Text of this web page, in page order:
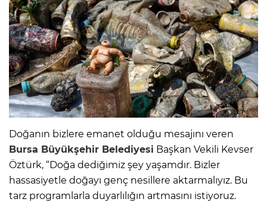
Doğanın bizlere emanet olduğu mesajını veren
Bursa Büyükşehir Belediyesi Başkan Vekili Kevser
Öztürk, “Doğa dediğimiz şey yaşamdır. Bizler
hassasiyetle doğayı genç nesillere aktarmalıyız. Bu
tarz programlarla duyarlılığın artmasını istiyoruz.